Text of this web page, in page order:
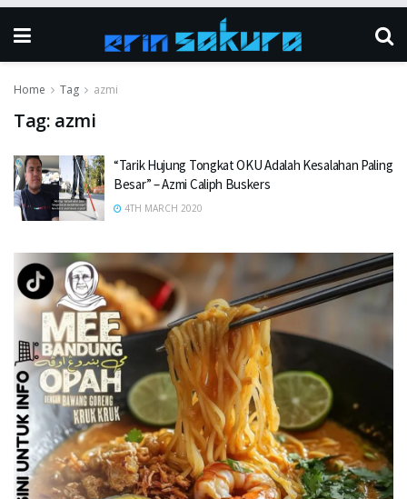
Home Tag azmi
Tag: azmi
“Tarik Hujung Tongkat OKU Adalah Kesalahan Paling
Besar” – Azmi Caliph Buskers
4TH MARCH 2020